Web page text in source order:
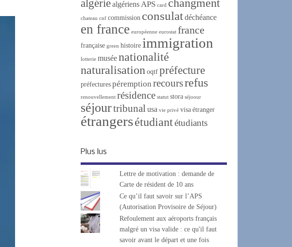
algérie algériens APS card
chateau cnf commission consulat déchéance
en france européenne eurostat france
française green histoire immigration
lotterie musée nationalité
naturalisation oqtf préfecture
préfectures péremption recoursrefus
renouvellement résidence statut stora séjoour
séjourtribunal usa vie privé visa étranger
étrangersétudiantétudiants
Plus lus
Lettre de motivation : demande de
Carte de résident de 10 ans
Ce qu’il faut savoir sur l’APS
(Autorisation Provisoire de Séjour)
Refoulement aux aéroports français
malgré un visa valide : ce qu'il faut
savoir avant le départ et une fois